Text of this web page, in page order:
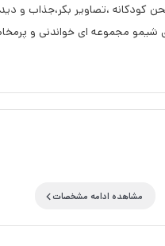
کودکانه ،تصاویر بکر،جذاب و
مجموعه ای خواندنی و
مشاهده ادامه مشخصات